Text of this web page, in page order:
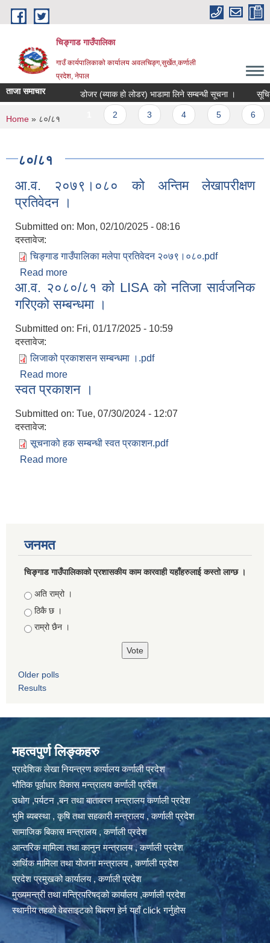
Skip to main content
चिङ्गाड गाउँपालिका
गाउँ कार्यपालिकाको कार्यालय अवलचिङ्ग,सुर्खेत,कर्णाली
प्रदेश, नेपाल
ताजा समाचार डोजर (ब्याक हो लोडर) भाडामा लिने सम्बन्धी सूचना । सूचिकृत
Pages
You are here
Home » ८०/८१
८०/८१
आ.व. २०७९।०८० को अन्तिम लेखापरीक्षण
प्रतिवेदन ।
Submitted on: Mon, 02/10/2025 - 08:16
दस्तावेज:
चिङ्गाड गाउँपालिका मलेपा प्रतिवेदन २०७९।०८०.pdf
Read more
प्रतिवेदन ।
आ.व. २०८०/८१ को LISA को नतिजा सार्वजनिक
गरिएको सम्बन्धमा ।
Submitted on: Fri, 01/17/2025 - 10:59
दस्तावेज:
लिजाको प्रकाशसन सम्बन्धमा ।.pdf
Read more
गरिएको सम्बन्धमा ।
स्वत प्रकाशन ।
Submitted on: Tue, 07/30/2024 - 12:07
दस्तावेज:
सूचनाको हक सम्बन्धी स्वत प्रकाशन.pdf
Read more
जनमत
चिङ्गाड गाउँपालिकाको प्रशासकीय काम कारवाही यहाँहरुलाई कस्तो लाग्छ ।
Choices
अति राम्रो ।
ठिकै छ ।
राम्रो छैन ।
Older polls
Results
महत्वपुर्ण लिङ्कहरु
प्रादेशिक लेखा नियन्त्रण कार्यालय कर्णाली प्रदेश
भौतिक पूर्वाधार विकास मन्त्रालय कर्णाली प्रदेश
उधोग ,पर्यटन ,बन तथा बातावरण मन्त्रालय कर्णाली प्रदेश
भुमि ब्यबस्था , कृषि तथा सहकारी मन्त्रालय , कर्णाली प्रदेश
सामाजिक बिकास मन्त्रालय , कर्णाली प्रदेश
आन्तरिक मामिला तथा कानुन मन्त्रालय , कर्णाली प्रदेश
आर्थिक मामिला तथा योजना मन्त्रालय , कर्णाली प्रदेश
प्रदेश प्रमुखको कार्यालय , कर्णाली प्रदेश
मुख्यमन्त्री तथा मन्त्रिपरिषद्को कार्यालय ,कर्णाली प्रदेश
स्थानीय तहको वेबसाइटको बिबरण हेर्न यहाँ click गर्नुहोस